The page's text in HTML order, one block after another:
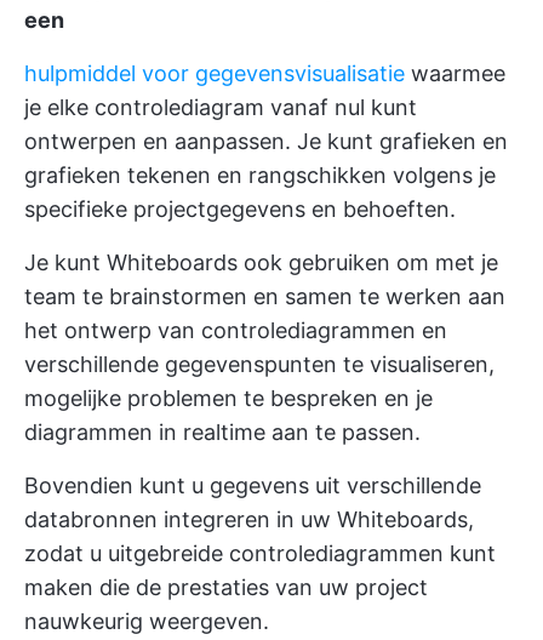
een
hulpmiddel voor gegevensvisualisatie waarmee
je elke controlediagram vanaf nul kunt
ontwerpen en aanpassen. Je kunt grafieken en
grafieken tekenen en rangschikken volgens je
specifieke projectgegevens en behoeften.
Je kunt Whiteboards ook gebruiken om met je
team te brainstormen en samen te werken aan
het ontwerp van controlediagrammen en
verschillende gegevenspunten te visualiseren,
mogelijke problemen te bespreken en je
diagrammen in realtime aan te passen.
Bovendien kunt u gegevens uit verschillende
databronnen integreren in uw Whiteboards,
zodat u uitgebreide controlediagrammen kunt
maken die de prestaties van uw project
nauwkeurig weergeven.